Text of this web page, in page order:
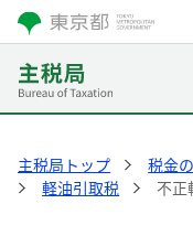
主税局トップ 税金
軽油引取税
不